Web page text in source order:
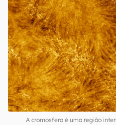
A cromosfera é uma região